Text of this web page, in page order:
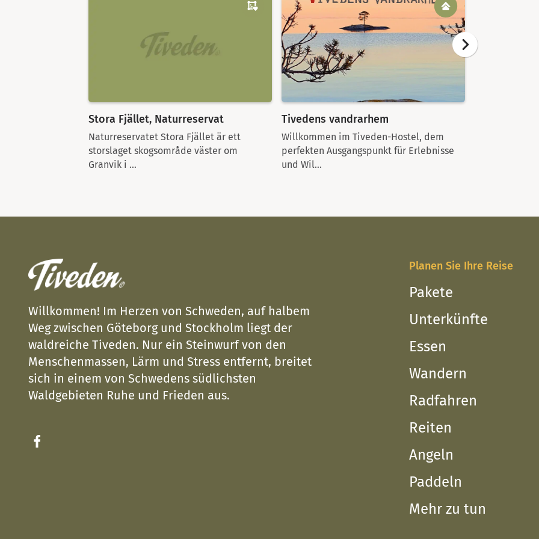
Stora Fjället, Naturreservat
Naturreservatet Stora Fjället är ett
storslaget skogsområde väster om
Granvik i ...
Tivedens vandrarhem
Willkommen im Tiveden-Hostel, dem
perfekten Ausgangspunkt für Erlebnisse
und Wil...
Willkommen! Im Herzen von Schweden, auf halbem
Weg zwischen Göteborg und Stockholm liegt der
waldreiche Tiveden. Nur ein Steinwurf von den
Menschenmassen, Lärm und Stress entfernt, breitet
sich in einem von Schwedens südlichsten
Waldgebieten Ruhe und Frieden aus.
Planen Sie Ihre Reise
Pakete
Unterkünfte
Essen
Wandern
Radfahren
Reiten
Angeln
Paddeln
Mehr zu tun